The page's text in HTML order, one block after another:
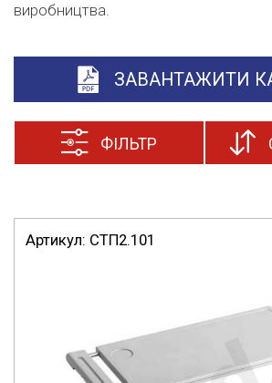
виробництва.
ЗАВАНТАЖИТИ
ФІЛЬТР
Артикул: СТП2.101